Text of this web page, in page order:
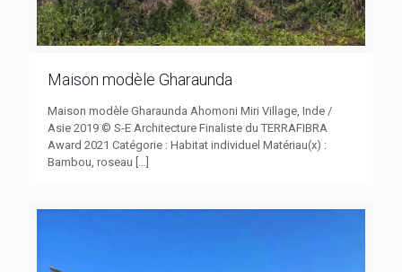
Maison modèle Gharaunda
Maison modèle Gharaunda Ahomoni Miri Village, Inde /
Asie 2019 © S-E Architecture Finaliste du TERRAFIBRA
Award 2021 Catégorie : Habitat individuel Matériau(x) :
Bambou, roseau […]